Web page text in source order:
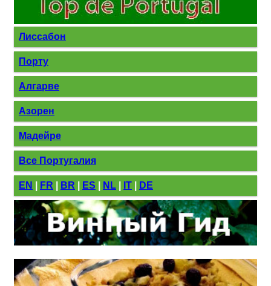
Лиссабон
Порту
Алгарве
Азорен
Мадейре
Все Португалия
EN FR BR ES NL IT DE